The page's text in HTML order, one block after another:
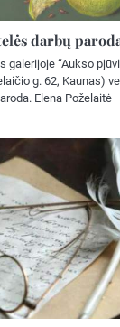
darbų
galerijoje “Aukso
g. 62, Kaunas)
Elena Poželaitė